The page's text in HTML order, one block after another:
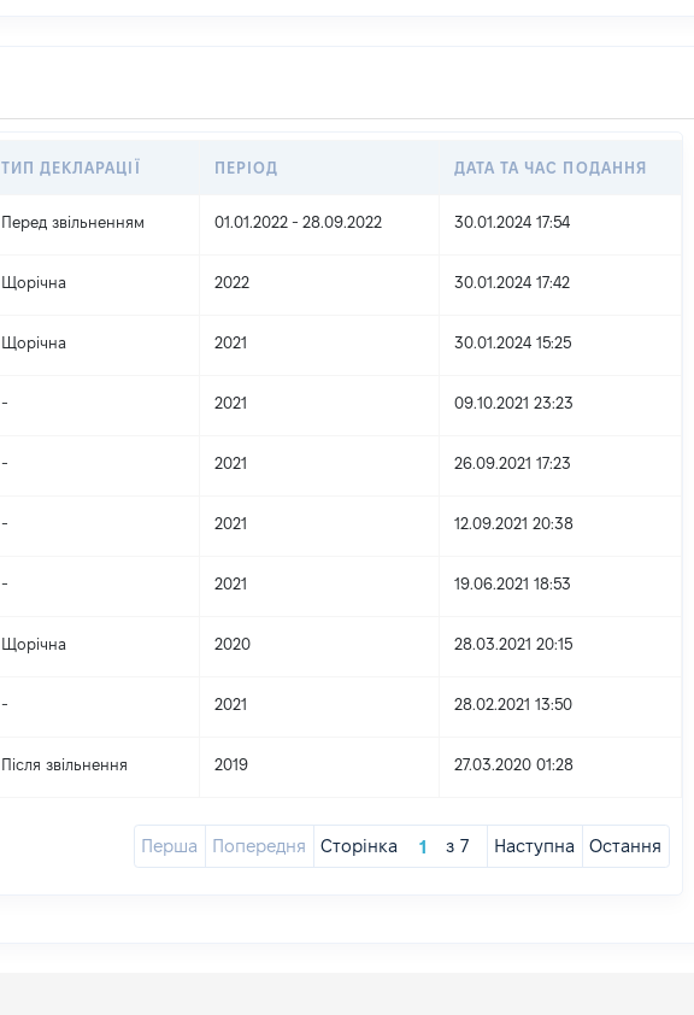
ТИП ДЕКЛАРАЦІЇ ПЕРІОД ДАТА ТА ЧАС ПОДАННЯ
Перед звільненням 01.01.2022 - 28.09.2022 30.01.2024 17:54
Щорічна 2022 30.01.2024 17:42
Щорічна 2021 30.01.2024 15:25
- 2021 09.10.2021 23:23
- 2021 26.09.2021 17:23
- 2021 12.09.2021 20:38
- 2021 19.06.2021 18:53
Щорічна 2020 28.03.2021 20:15
- 2021 28.02.2021 13:50
Після звільнення 2019 27.03.2020 01:28
Перша Попередня Сторінка з 7 Наступна Остання